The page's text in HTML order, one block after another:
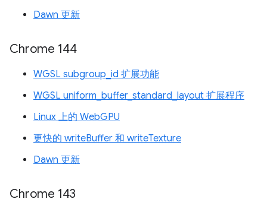
Dawn 更新
Chrome 144
WGSL subgroup_id 扩展功能
WGSL uniform_buffer_standard_layout 扩展程序
Linux 上的 WebGPU
更快的 writeBuffer 和 writeTexture
Dawn 更新
Chrome 143